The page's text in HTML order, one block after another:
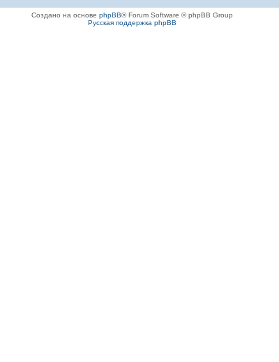
Создано на основе phpBB® Forum Software © phpBB Group
Русская поддержка phpBB